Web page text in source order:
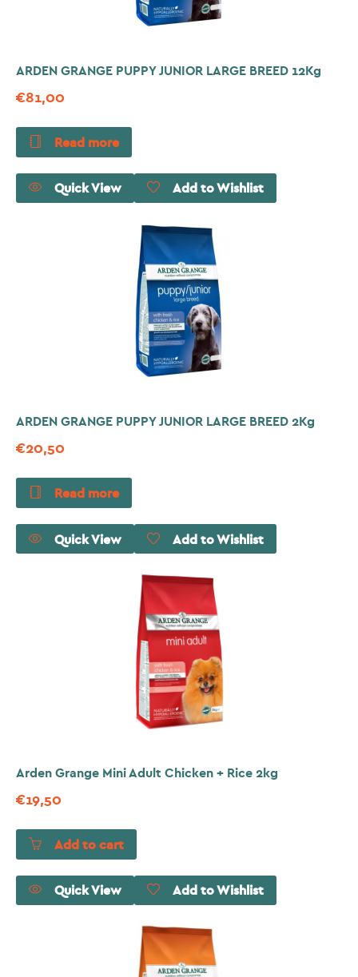
ARDEN GRANGE PUPPY JUNIOR LARGE BREED 12Kg
€81,00
Read more
Quick View Add to Wishlist
ARDEN GRANGE PUPPY JUNIOR LARGE BREED 2Kg
€20,50
Read more
Quick View Add to Wishlist
Arden Grange Mini Adult Chicken + Rice 2kg
€19,50
Add to cart
Quick View Add to Wishlist